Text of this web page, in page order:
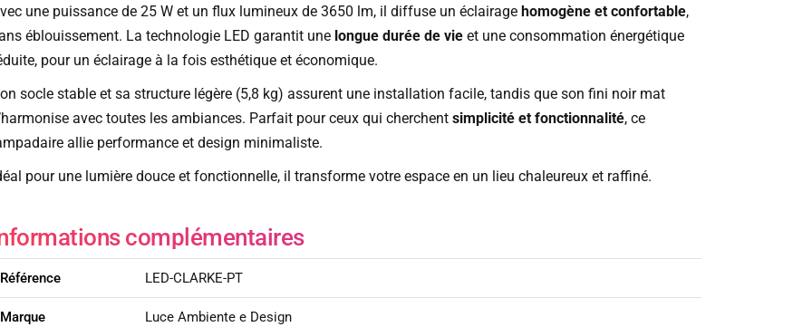
une puissance de 25 W et un flux lumineux de 3650 lm, il diffuse un éclairage homogène et confortable,
éblouissement. La technologie LED garantit une longue durée de vieet une consommation énergétique
pour un éclairage à la fois esthétique et économique.
socle stable et sa structure légère (5,8 kg) assurent une installation facile, tandis que son fini noir mat
avec toutes les ambiances. Parfait pour ceux qui cherchent simplicité et fonctionnalité, ce
allie performance et design minimaliste.
pour une lumière douce et fonctionnelle, il transforme votre espace en un lieu chaleureux et raffiné.
complémentaires
Référence LED-CLARKE-PT
Marque Luce Ambiente e Design